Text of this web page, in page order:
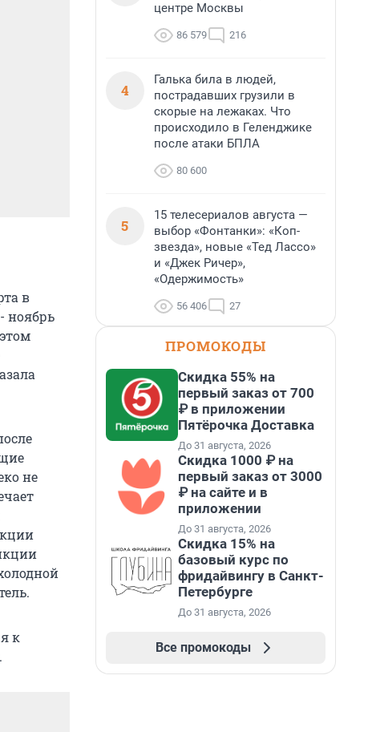
в
ноябрь
не
к
центре Москвы
86 579 216
4
Галька била в людей,
пострадавших грузили в
скорые на лежаках. Что
происходило в Геленджике
после атаки БПЛА
80 600
5
15 телесериалов августа —
выбор «Фонтанки»: «Коп-
звезда», новые «Тед Лассо»
и «Джек Ричер»,
«Одержимость»
56 406 27
ПРОМОКОДЫ
Скидка 55% на
первый заказ от 700
₽ в приложении
Пятёрочка Доставка
До 31 августа, 2026
Скидка 1000 ₽ на
первый заказ от 3000
₽ на сайте и в
приложении
До 31 августа, 2026
Скидка 15% на
базовый курс по
фридайвингу в Санкт-
Петербурге
До 31 августа, 2026
Все промокоды